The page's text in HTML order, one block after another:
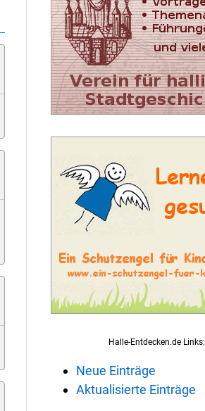
Halle-Entdecken.de Links:
Neue Einträge
Aktualisierte Einträge